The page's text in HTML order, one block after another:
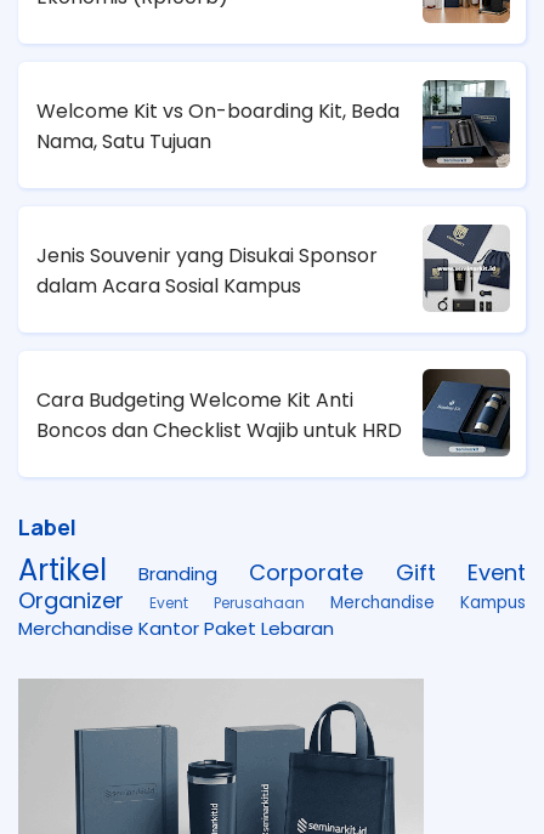
Welcome Kit vs On-boarding Kit, Beda
Nama, Satu Tujuan
Jenis Souvenir yang Disukai Sponsor
dalam Acara Sosial Kampus
Cara Budgeting Welcome Kit Anti
Boncos dan Checklist Wajib untuk HRD
Label
Artikel Branding Corporate Gift
Event
Organizer
Event Perusahaan Merchandise Kampus
Merchandise KantorPaket Lebaran